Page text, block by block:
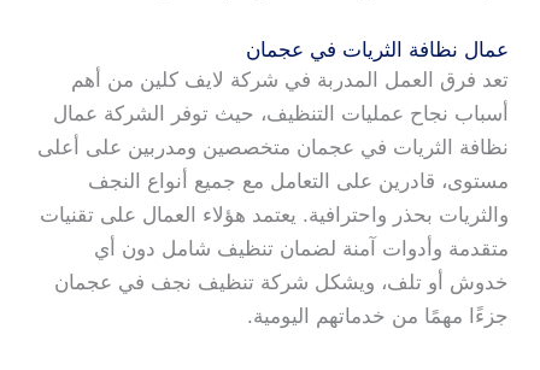
عمال نظافة الثريات في عجمان
تعد فرق العمل المدربة في شركة لايف كلين من أهم
أسباب نجاح عمليات التنظيف، حيث توفر الشركة عمال
نظافة الثريات في عجمان متخصصين ومدربين على أعلى
مستوى، قادرين على التعامل مع جميع أنواع النجف
والثريات بحذر واحترافية. يعتمد هؤلاء العمال على تقنيات
متقدمة وأدوات آمنة لضمان تنظيف شامل دون أي
خدوش أو تلف، ويشكل شركة تنظيف نجف في عجمان
جزءًا مهمًا من خدماتهم اليومية.